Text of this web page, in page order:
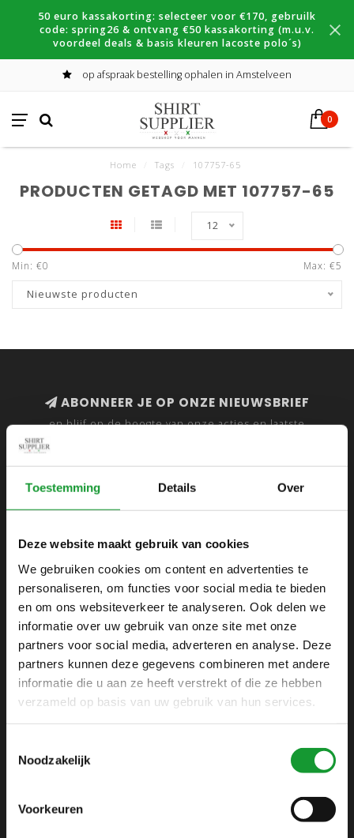
Toestemming Details Over
Deze website maakt gebruik van cookies
We gebruiken cookies om content en advertenties te
personaliseren, om functies voor social media te bieden
en om ons websiteverkeer te analyseren. Ook delen we
informatie over uw gebruik van onze site met onze
partners voor social media, adverteren en analyse. Deze
partners kunnen deze gegevens combineren met andere
informatie die u aan ze heeft verstrekt of die ze hebben
verzameld op basis van uw gebruik van hun services.
Noodzakelijk
Voorkeuren
50 euro kassakorting: selecteer voor €170, gebruilk
code: spring26 & ontvang €50 kassakorting (m.u.v.
voordeel deals & basis kleuren lacoste polo´s)
op afspraak bestelling ophalen in Amstelveen
0
Home Tags 107757-65
PRODUCTEN GETAGD MET 107757-65
12
Min: €0 Max: €5
Nieuwste producten
ABONNEER JE OP ONZE NIEUWSBRIEF
en blijf op de hoogte van onze acties en laatste
SHIRTSUPPLIER.NL
Webshop voor mannen
Zijlijnstraat 24
1433 DC
+31 6 42 52 32 80
+31 6 42 52 32 80